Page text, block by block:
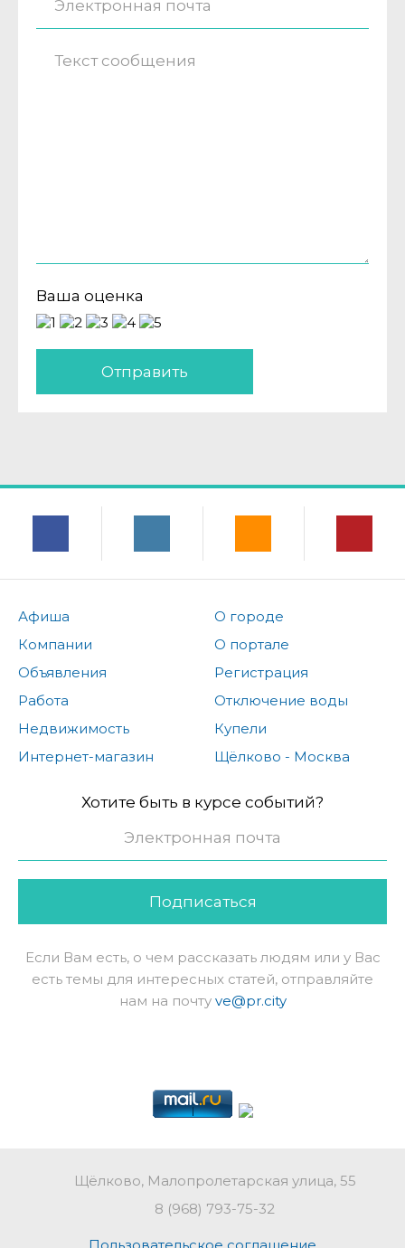
Ваша оценка
Отправить
Афиша
Компании
Объявления
Работа
Недвижимость
Интернет-магазин
О городе
О портале
Регистрация
Отключение воды
Купели
Щёлково - Москва
Хотите быть в курсе событий?
Подписаться
Если Вам есть, о чем рассказать людям или у Вас
есть темы для интересных статей, отправляйте
нам на почту ve@pr.city
Щёлково, Малопролетарская улица, 55
8 (968) 793-75-32
Пользовательское соглашение